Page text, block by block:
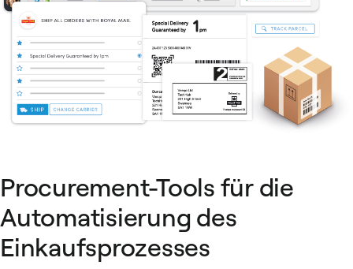
Procurement-Tools für die
Automatisierung des
Einkaufsprozesses